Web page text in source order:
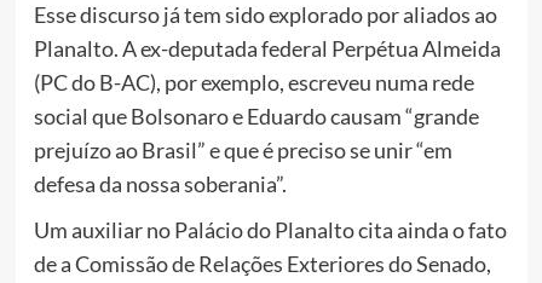
Esse discurso já tem sido explorado por aliados ao
Planalto. A ex-deputada federal Perpétua Almeida
(PC do B-AC), por exemplo, escreveu numa rede
social que Bolsonaro e Eduardo causam “grande
prejuízo ao Brasil” e que é preciso se unir “em
defesa da nossa soberania”.
Um auxiliar no Palácio do Planalto cita ainda o fato
de a Comissão de Relações Exteriores do Senado,